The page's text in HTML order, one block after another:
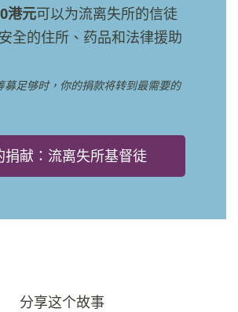
港元可以为流离失所的信徒
全的住所、药品和法律援助
募足够时，你的捐款将转到最需要的
捐献：流离失所基督徒
分享这个故事